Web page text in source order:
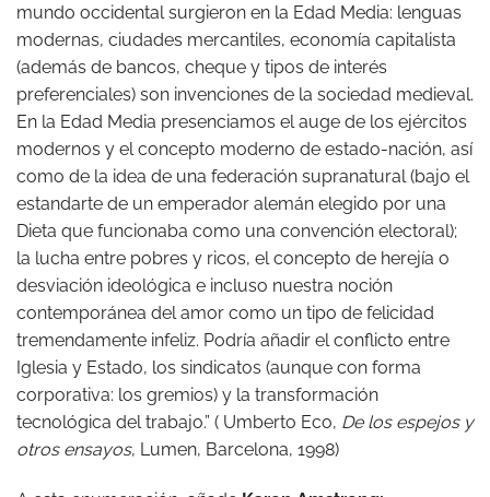
mundo occidental surgieron en la Edad Media: lenguas
modernas, ciudades mercantiles, economía capitalista
(además de bancos, cheque y tipos de interés
preferenciales) son invenciones de la sociedad medieval.
En la Edad Media presenciamos el auge de los ejércitos
modernos y el concepto moderno de estado-nación, así
como de la idea de una federación supranatural (bajo el
estandarte de un emperador alemán elegido por una
Dieta que funcionaba como una convención electoral);
la lucha entre pobres y ricos, el concepto de herejía o
desviación ideológica e incluso nuestra noción
contemporánea del amor como un tipo de felicidad
tremendamente infeliz. Podría añadir el conflicto entre
Iglesia y Estado, los sindicatos (aunque con forma
corporativa: los gremios) y la transformación
tecnológica del trabajo.” ( Umberto Eco, De los espejos y
otros ensayos, Lumen, Barcelona, 1998)